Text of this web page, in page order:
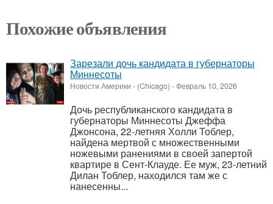
Похожие объявления
Зарезали дочь кандидата в губернаторы
Миннесоты
Новости Америки - (Chicago) -Февраль 10, 2026
Дочь республиканского кандидата в
губернаторы Миннесоты Джеффа
Джонсона, 22-летняя Холли Тоблер,
найдена мертвой с множественными
ножевыми ранениями в своей запертой
квартире в Сент-Клауде. Ее муж, 23-летний
Дилан Тоблер, находился там же с
нанесенны...